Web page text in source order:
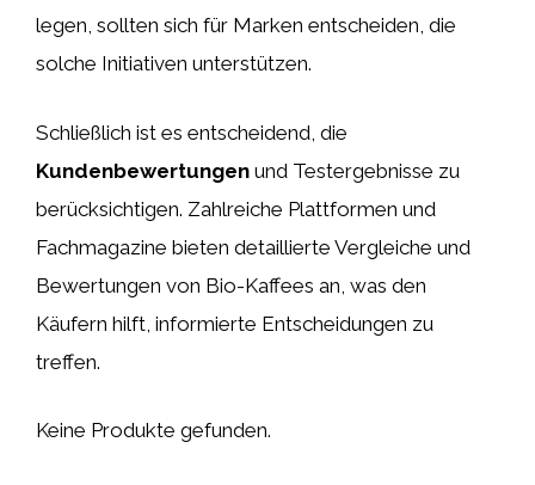
legen, sollten sich für Marken entscheiden, die
solche Initiativen unterstützen.
Schließlich ist es entscheidend, die
Kundenbewertungen und Testergebnisse zu
berücksichtigen. Zahlreiche Plattformen und
Fachmagazine bieten detaillierte Vergleiche und
Bewertungen von Bio-Kaffees an, was den
Käufern hilft, informierte Entscheidungen zu
treffen.
Keine Produkte gefunden.